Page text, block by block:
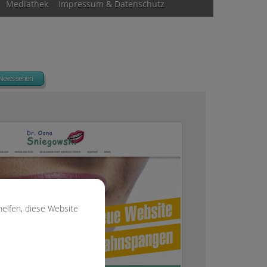
diese Website
Mediathek Impressum & Datenschutz
sehen